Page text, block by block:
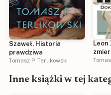
Szaweł. Historia
prawdziwa
Tomasz P. Terlikowski
Leon
Inne książki w tej